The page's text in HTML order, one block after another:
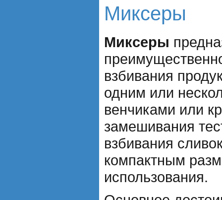
Миксеры
Миксеры
взбивания
одним или
венчиками или
замешивания
взбивания
компактным
использования.